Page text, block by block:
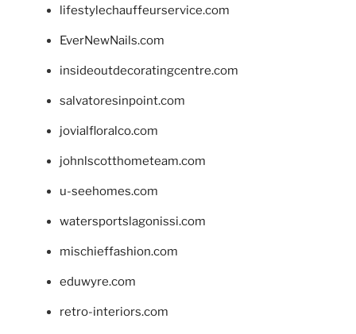
lifestylechauffeurservice.com
EverNewNails.com
insideoutdecoratingcentre.com
salvatoresinpoint.com
jovialfloralco.com
johnlscotthometeam.com
u-seehomes.com
watersportslagonissi.com
mischieffashion.com
eduwyre.com
retro-interiors.com